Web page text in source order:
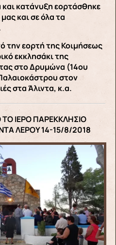
κατάνυξη εορτάσθηκε
και σε όλα τα
την εορτή της Κοιμήσεως
εκκλησάκι της
στο Δρυμώνα (14ου
στον
στα Άλιντα, κ.α.
ΙΕΡΟ ΠΑΡΕΚΚΛΗΣΙΟ
ΛΕΡΟΥ 14-15/8/2018